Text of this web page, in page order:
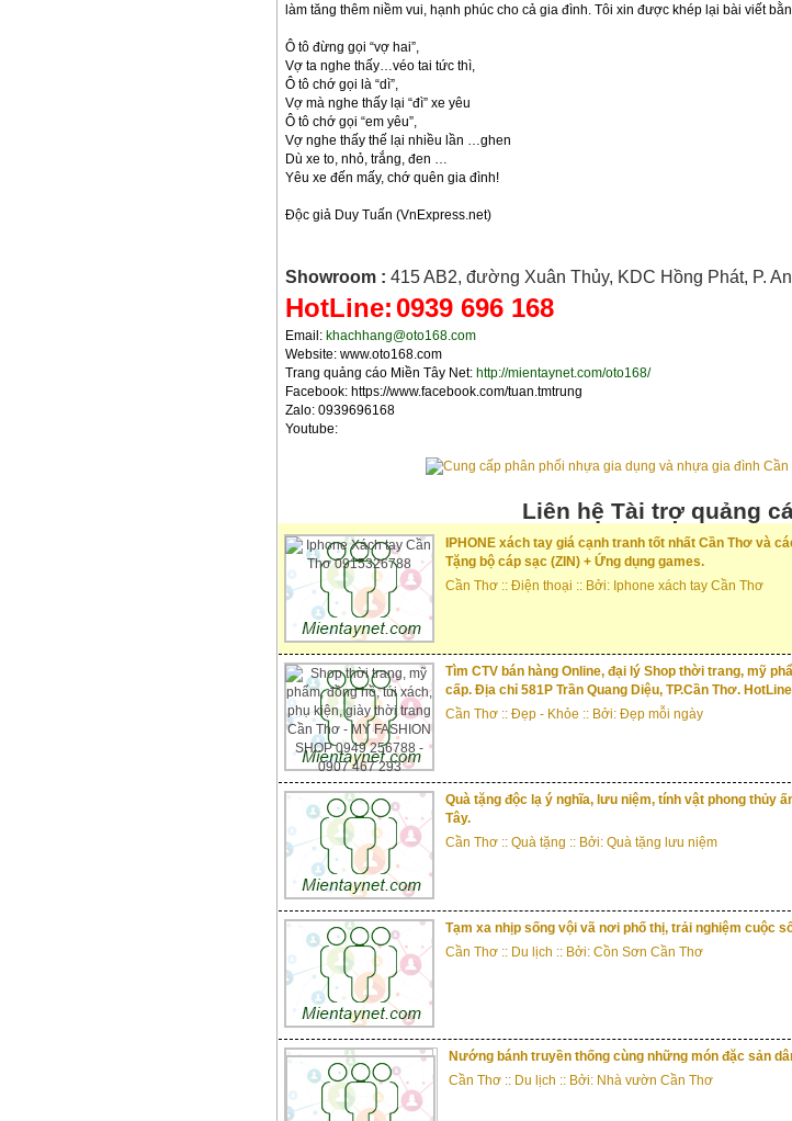
làm tăng thêm niềm vui, hạnh phúc cho cả gia đình. Tôi xin được khép lại bài viết
Ô tô đừng gọi “vợ hai”,
Vợ ta nghe thấy…véo tai tức thì,
Ô tô chớ gọi là “dì”,
Vợ mà nghe thấy lại “đì” xe yêu
Ô tô chớ gọi “em yêu”,
Vợ nghe thấy thế lại nhiều lần …ghen
Dù xe to, nhỏ, trắng, đen …
Yêu xe đến mấy, chớ quên gia đình!
Độc giả Duy Tuấn (VnExpress.net)
Showroom : 415 AB2, đường Xuân Thủy, KDC Hồng Phát, P.
HotLine: 0939 696 168
Email: khachhang@oto168.com
Website: www.oto168.com
Trang quảng cáo Miền Tây Net: http://mientaynet.com/oto168/
Facebook: https://www.facebook.com/tuan.tmtrung
Zalo: 0939696168
Youtube:
Liên hệ Tài trợ quảng
IPHONE xách tay giá cạnh tranh tốt nhất Cần Thơ và
Tặng bộ cáp sạc (ZIN) + Ứng dụng games.
Cần Thơ :: Điện thoại :: Bởi: Iphone xách tay Cần Thơ
Tìm CTV bán hàng Online, đại lý Shop thời trang, mỹ
cấp. Địa chỉ 581P Trần Quang Diệu, TP.Cần Thơ.
Cần Thơ :: Đẹp - Khỏe :: Bởi: Đẹp mỗi ngày
Quà tặng độc lạ ý nghĩa, lưu niệm, tính vật phong thủy
Tây.
Cần Thơ :: Quà tặng :: Bởi: Quà tặng lưu niệm
Tạm xa nhịp sống vội vã nơi phố thị, trải nghiệm cuộc
Cần Thơ :: Du lịch :: Bởi: Cồn Sơn Cần Thơ
Nướng bánh truyền thống cùng những món đặc sản
Cần Thơ :: Du lịch :: Bởi: Nhà vườn Cần Thơ